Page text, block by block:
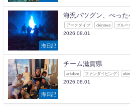
海日記
海況バツグン、べった
アークダイブ okinawa ブルー
2026.08.01
海日記
チーム滋賀県
arkdive ファンダイビング
2026.08.01